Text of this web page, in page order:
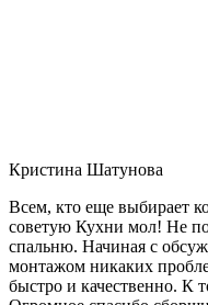
Кристина Шатунова
Всем, кто еще выбирает
советую Кухни мол! Не
спальню. Начиная с
монтажом никаких
быстро и качественно. К